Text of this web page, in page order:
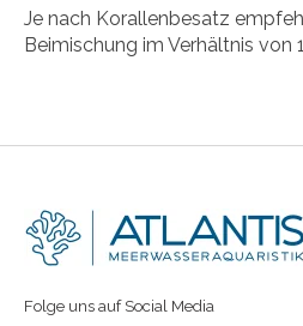
Je nach Korallenbesatz
Beimischung im Verhältnis von
Folge uns auf Social Media